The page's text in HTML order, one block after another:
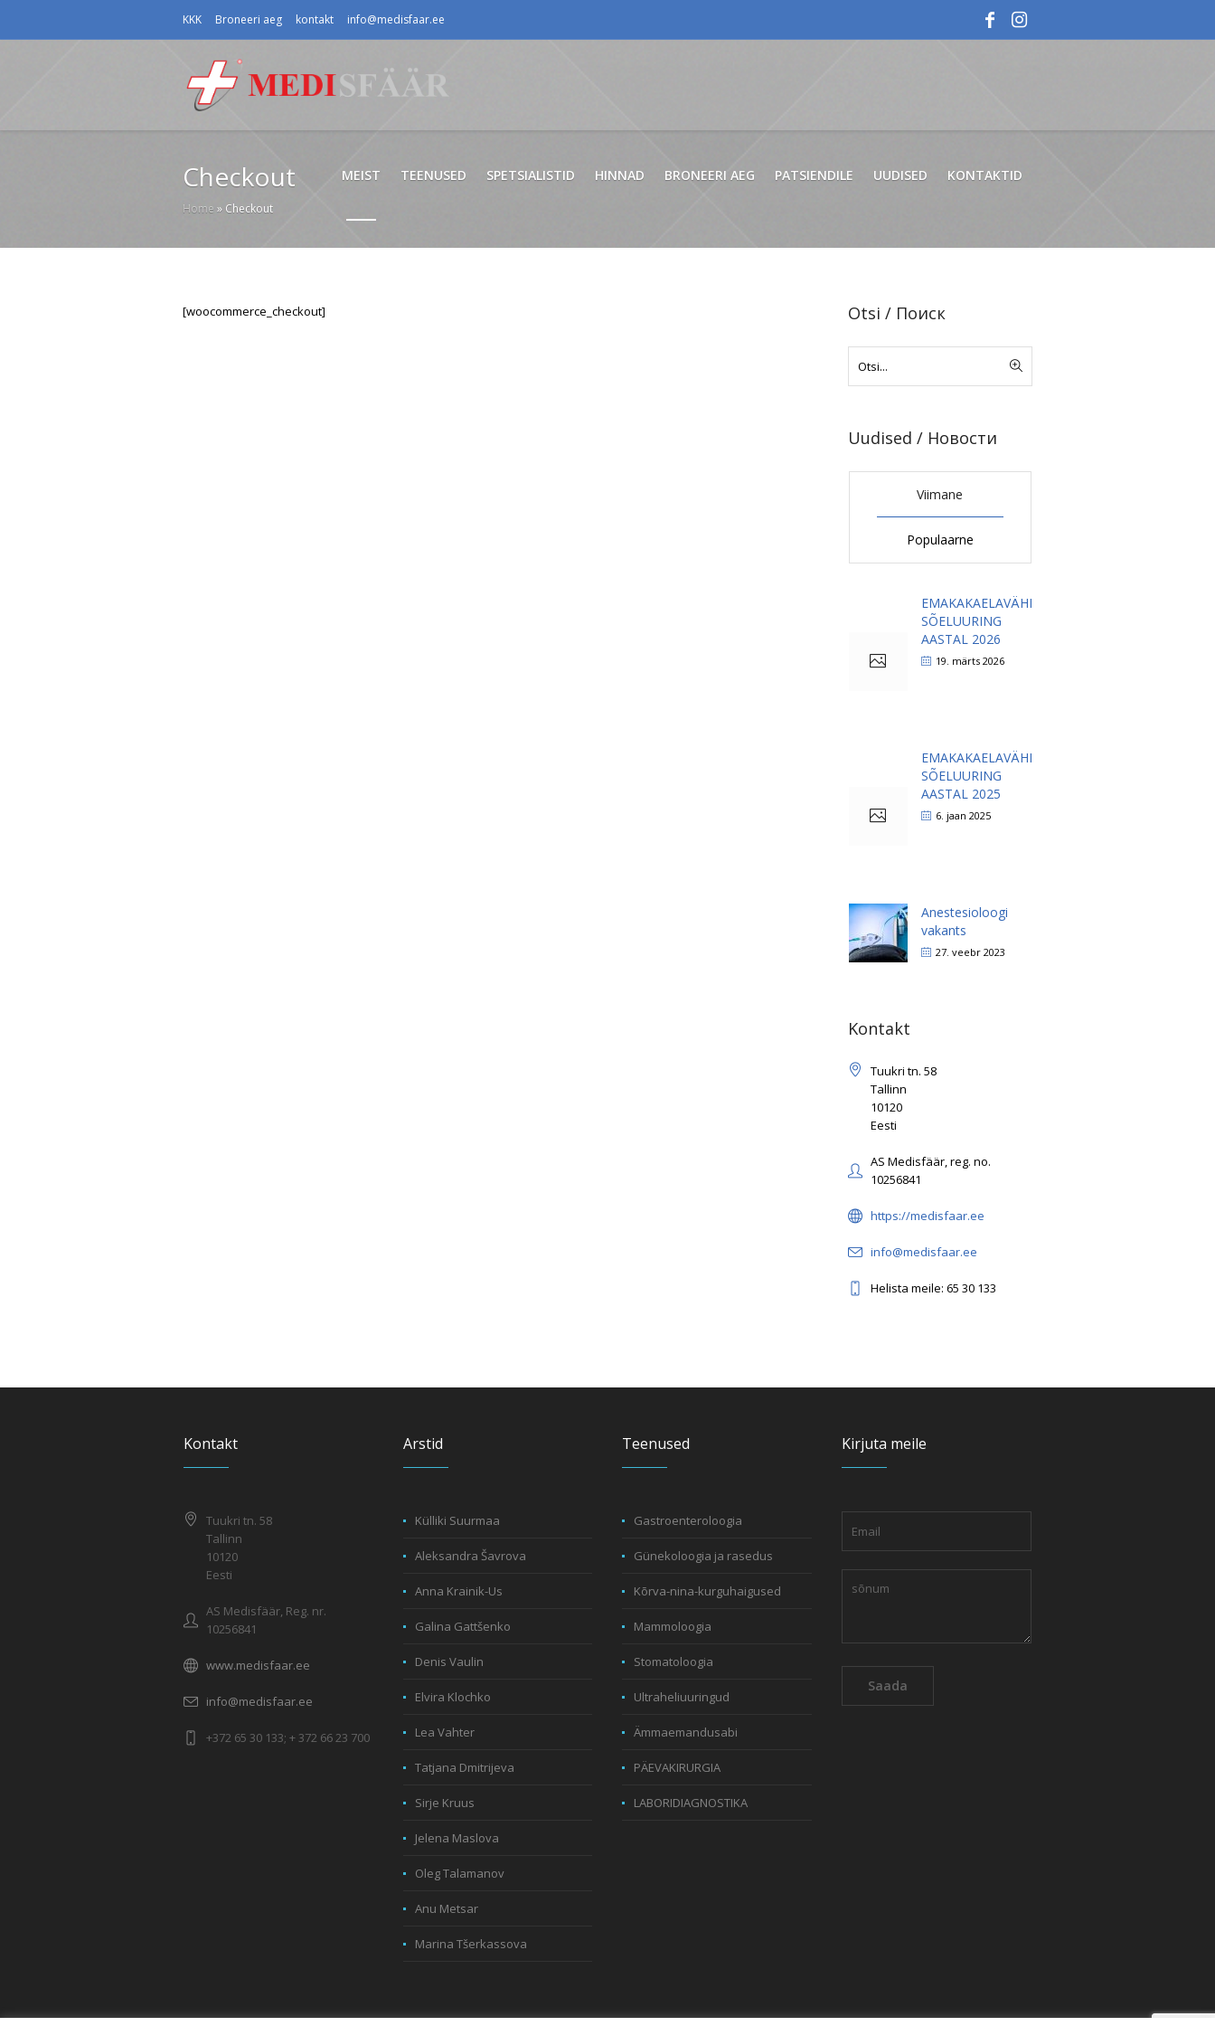
KKK Broneeri aeg kontakt info@medisfaar.ee
MEIST TEENUSED SPETSIALISTID HINNAD BRONEERI AEG PATSIENDILE UUDISED KONTAKTID
Checkout
Home » Checkout
[woocommerce_checkout] Otsi / Поиск
Uudised / Новости
Viimane
Populaarne
EMAKAKAELAVÄHI
SÕELUURING
AASTAL 2026
19. märts 2026
EMAKAKAELAVÄHI
SÕELUURING
AASTAL 2025
6. jaan 2025
Anestesioloogi
vakants
27. veebr 2023
Kontakt
Tuukri tn. 58
Tallinn
10120
Eesti
AS Medisfäär, reg. no.
10256841
https://medisfaar.ee
info@medisfaar.ee
Helista meile: 65 30 133
Kontakt
Tuukri tn. 58
Tallinn
10120
Eesti
AS Medisfäär, Reg. nr.
10256841
www.medisfaar.ee
info@medisfaar.ee
+372 65 30 133; + 372 66 23 700
Arstid
Külliki Suurmaa
Aleksandra Šavrova
Anna Krainik-Us
Galina Gattšenko
Denis Vaulin
Elvira Klochko
Lea Vahter
Tatjana Dmitrijeva
Sirje Kruus
Jelena Maslova
Oleg Talamanov
Anu Metsar
Marina Tšerkassova
Teenused
Gastroenteroloogia
Günekoloogia ja rasedus
Kõrva-nina-kurguhaigused
Mammoloogia
Stomatoloogia
Ultraheliuuringud
Ämmaemandusabi
PÄEVAKIRURGIA
LABORIDIAGNOSTIKA
Kirjuta meile